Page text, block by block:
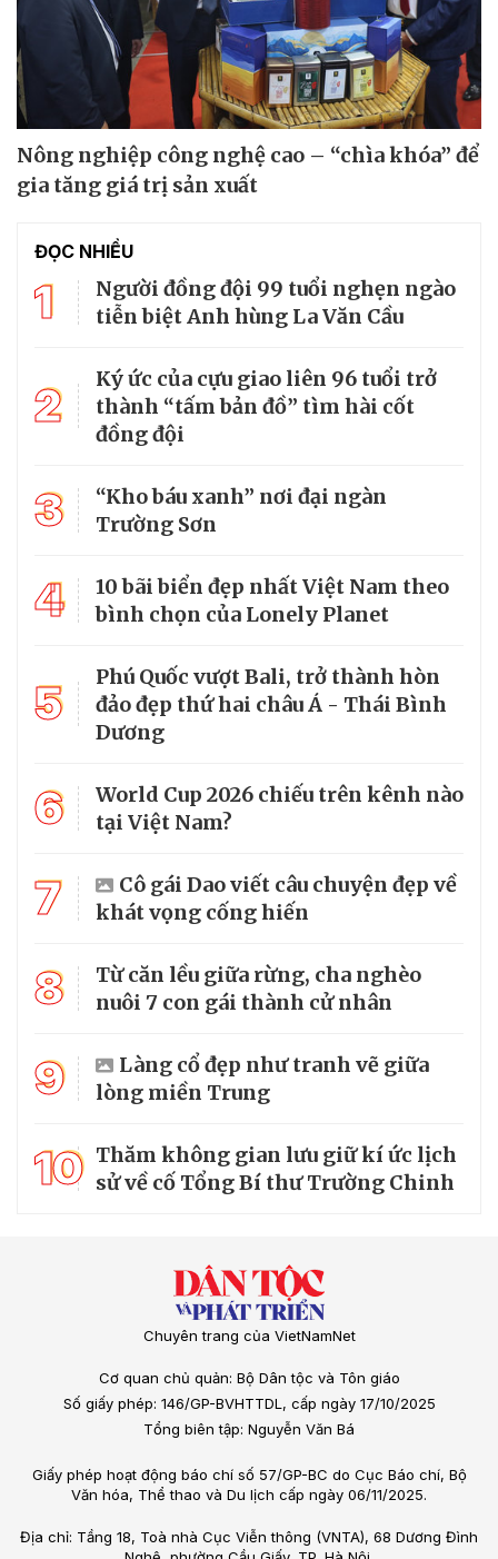
Nông nghiệp công nghệ cao – “chìa khóa” để
gia tăng giá trị sản xuất
ĐỌC NHIỀU
1
Người đồng đội 99 tuổi nghẹn ngào
tiễn biệt Anh hùng La Văn Cầu
2
Ký ức của cựu giao liên 96 tuổi trở
thành “tấm bản đồ” tìm hài cốt
đồng đội
3
“Kho báu xanh” nơi đại ngàn
Trường Sơn
4
10 bãi biển đẹp nhất Việt Nam theo
bình chọn của Lonely Planet
5
Phú Quốc vượt Bali, trở thành hòn
đảo đẹp thứ hai châu Á - Thái Bình
Dương
6
World Cup 2026 chiếu trên kênh nào
tại Việt Nam?
7
Cô gái Dao viết câu chuyện đẹp về
khát vọng cống hiến
8
Từ căn lều giữa rừng, cha nghèo
nuôi 7 con gái thành cử nhân
9
Làng cổ đẹp như tranh vẽ giữa
lòng miền Trung
10 Thăm không gian lưu giữ kí ức lịch
sử về cố Tổng Bí thư Trường Chinh
Chuyên trang của VietNamNet
Cơ quan chủ quản: Bộ Dân tộc và Tôn giáo
Số giấy phép: 146/GP-BVHTTDL, cấp ngày 17/10/2025
Tổng biên tập: Nguyễn Văn Bá
Giấy phép hoạt động báo chí số 57/GP-BC do Cục Báo chí, Bộ
Văn hóa, Thể thao và Du lịch cấp ngày 06/11/2025.
Địa chỉ: Tầng 18, Toà nhà Cục Viễn thông (VNTA), 68 Dương Đình